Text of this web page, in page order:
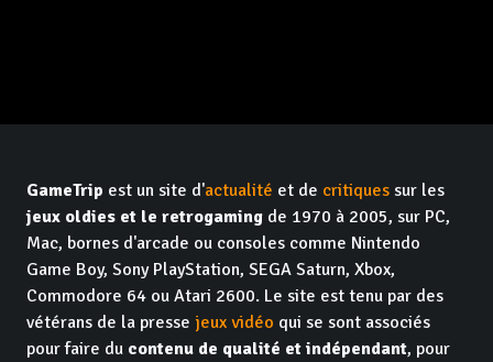
GameTrip est un site d'actualité et de critiques sur les
jeux oldies et le retrogaming de 1970 à 2005, sur PC,
Mac, bornes d'arcade ou consoles comme Nintendo
Game Boy, Sony PlayStation, SEGA Saturn, Xbox,
Commodore 64 ou Atari 2600. Le site est tenu par des
vétérans de la presse jeux vidéo qui se sont associés
pour faire du contenu de qualité et indépendant, pour